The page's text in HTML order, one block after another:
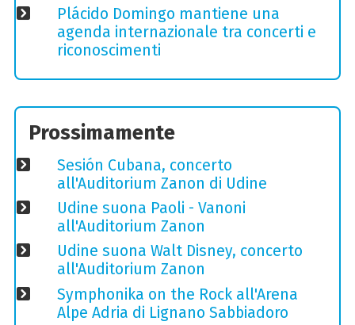
Plácido Domingo mantiene una
agenda internazionale tra concerti e
riconoscimenti
Prossimamente
Sesión Cubana, concerto
all'Auditorium Zanon di Udine
Udine suona Paoli - Vanoni
all'Auditorium Zanon
Udine suona Walt Disney, concerto
all'Auditorium Zanon
Symphonika on the Rock all'Arena
Alpe Adria di Lignano Sabbiadoro